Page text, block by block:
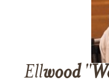
Ellwood"